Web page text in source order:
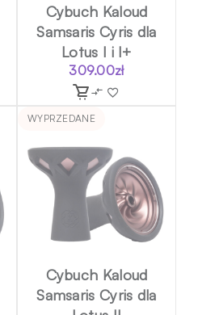
Cybuch Kaloud
Samsaris Cyris dla
Lotus I i I+
309.00zł
WYPRZEDANE
Cybuch Kaloud
Samsaris Cyris dla